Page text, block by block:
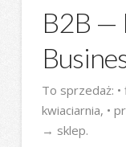
B2B —
To sprzedaż:
kwiaciarnia, •
→ sklep.